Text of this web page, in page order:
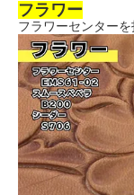
フラワー
フラワーセンター